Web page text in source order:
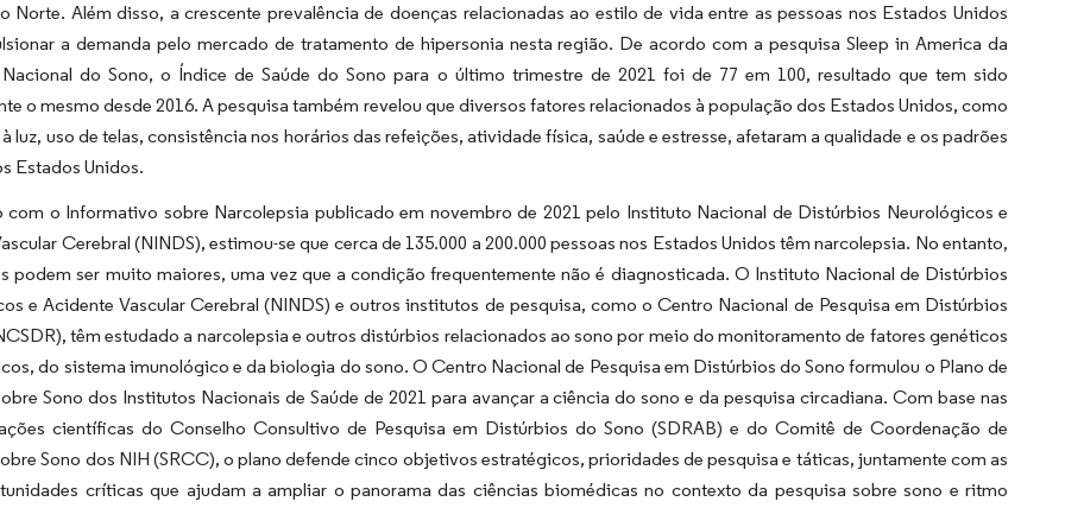
Norte. Além disso, a crescente prevalência de doenças relacionadas ao estilo de vida entre as pessoas nos Estados Unidos
a demanda pelo mercado de tratamento de hipersonia nesta região. De acordo com a pesquisa Sleep in America da
Nacional do Sono, o Índice de Saúde do Sono para o último trimestre de 2021 foi de 77 em 100, resultado que tem sido
o mesmo desde 2016. A pesquisa também revelou que diversos fatores relacionados à população dos Estados Unidos, como
luz, uso de telas, consistência nos horários das refeições, atividade física, saúde e estresse, afetaram a qualidade e os padrões
Estados Unidos.
com o Informativo sobre Narcolepsia publicado em novembro de 2021 pelo Instituto Nacional de Distúrbios Neurológicos e
Cerebral (NINDS), estimou-se que cerca de 135.000 a 200.000 pessoas nos Estados Unidos têm narcolepsia. No entanto,
podem ser muito maiores, uma vez que a condição frequentemente não é diagnosticada. O Instituto Nacional de Distúrbios
e Acidente Vascular Cerebral (NINDS) e outros institutos de pesquisa, como o Centro Nacional de Pesquisa em Distúrbios
têm estudado a narcolepsia e outros distúrbios relacionados ao sono por meio do monitoramento de fatores genéticos
do sistema imunológico e da biologia do sono. O Centro Nacional de Pesquisa em Distúrbios do Sono formulou o Plano de
Sono dos Institutos Nacionais de Saúde de 2021 para avançar a ciência do sono e da pesquisa circadiana. Com base nas
científicas do Conselho Consultivo de Pesquisa em Distúrbios do Sono (SDRAB) e do Comitê de Coordenação de
Sono dos NIH (SRCC), o plano defende cinco objetivos estratégicos, prioridades de pesquisa e táticas, juntamente com as
críticas que ajudam a ampliar o panorama das ciências biomédicas no contexto da pesquisa sobre sono e ritmo